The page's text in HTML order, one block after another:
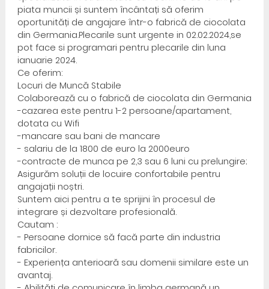
piata muncii și suntem încântați să oferim
oportunități de angajare într-o fabrică de ciocolata
din Germania.Plecarile sunt urgente in 02.02.2024,se
pot face si programari pentru plecarile din luna
ianuarie 2024.
Ce oferim:
Locuri de Muncă Stabile
Colaborează cu o fabrică de ciocolata din Germania
-cazarea este pentru 1-2 persoane/apartament,
dotata cu Wifi
-mancare sau bani de mancare
- salariu de la 1800 de euro la 2000euro
-contracte de munca pe 2,3 sau 6 luni cu prelungire;
Asigurăm soluții de locuire confortabile pentru
angajații noștri.
Suntem aici pentru a te sprijini în procesul de
integrare și dezvoltare profesională.
Cautam :
- Persoane dornice să facă parte din industria
fabricilor.
- Experiența anterioară sau domenii similare este un
avantaj.